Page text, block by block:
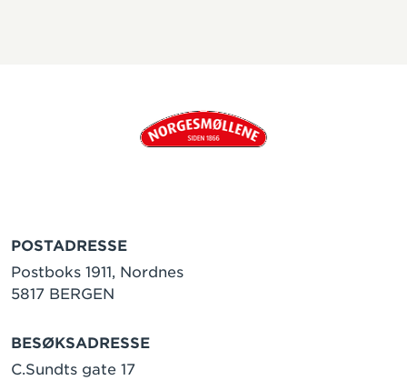
POSTADRESSE
Postboks 1911, Nordnes
5817 BERGEN
BESØKSADRESSE
C.Sundts gate 17